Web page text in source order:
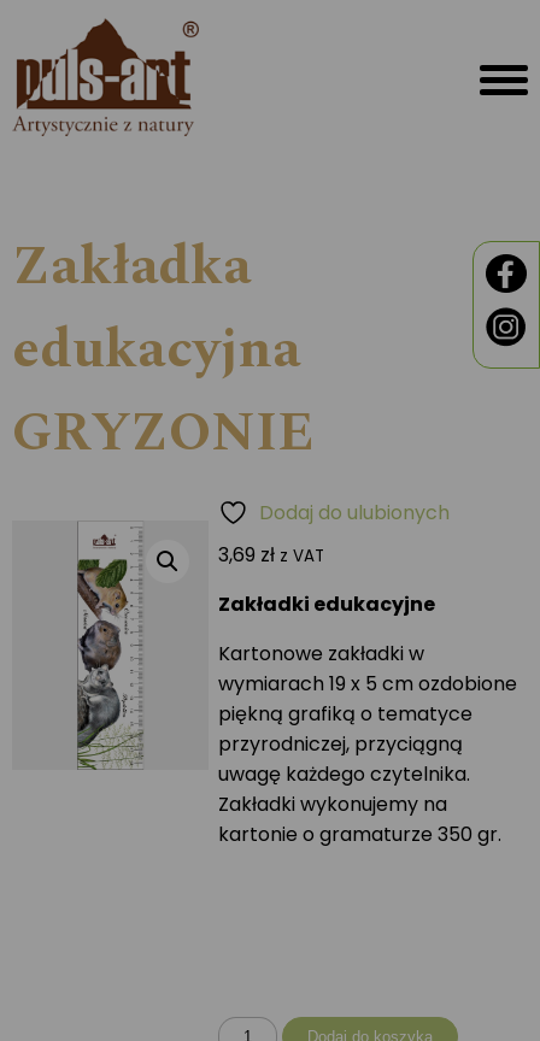
Zakładka
edukacyjna
GRYZONIE
3,69 zł z VAT
Zakładki edukacyjne
Kartonowe zakładki w
wymiarach 19 x 5 cm ozdobione
piękną grafiką o tematyce
przyrodniczej, przyciągną
uwagę każdego czytelnika.
Zakładki wykonujemy na
kartonie o gramaturze 350 gr.
ilość
Dodaj do koszyka
Dodaj do ulubionych